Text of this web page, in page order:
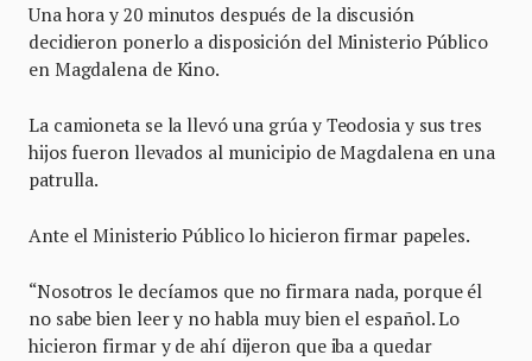
Una hora y 20 minutos después de la discusión
decidieron ponerlo a disposición del Ministerio Público
en Magdalena de Kino.
La camioneta se la llevó una grúa y Teodosia y sus tres
hijos fueron llevados al municipio de Magdalena en una
patrulla.
Ante el Ministerio Público lo hicieron firmar papeles.
“Nosotros le decíamos que no firmara nada, porque él
no sabe bien leer y no habla muy bien el español. Lo
hicieron firmar y de ahí dijeron que iba a quedar